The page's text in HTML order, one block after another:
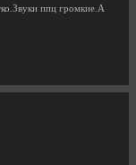
ппц громкие.А